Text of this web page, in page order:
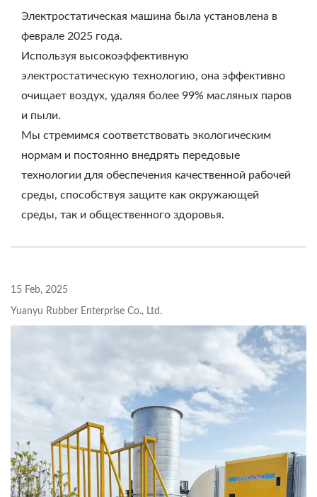
Электростатическая машина была установлена в
феврале 2025 года.
Используя высокоэффективную
электростатическую технологию, она эффективно
очищает воздух, удаляя более 99% масляных паров
и пыли.
Мы стремимся соответствовать экологическим
нормам и постоянно внедрять передовые
технологии для обеспечения качественной рабочей
среды, способствуя защите как окружающей
среды, так и общественного здоровья.
15 Feb, 2025
Yuanyu Rubber Enterprise Co., Ltd.